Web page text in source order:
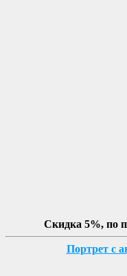
Скидка 5%, по
Портрет с